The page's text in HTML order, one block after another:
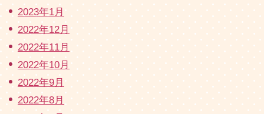
2023年1月
2022年12月
2022年11月
2022年10月
2022年9月
2022年8月